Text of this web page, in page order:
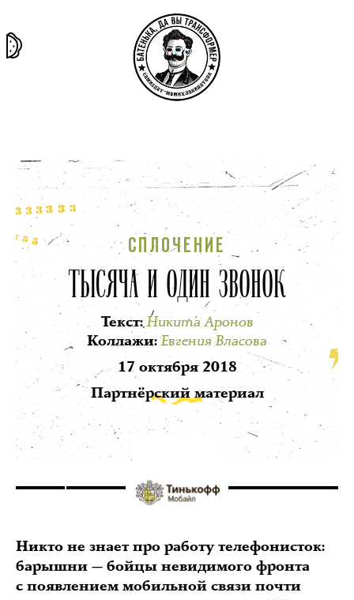
СПЛОЧЕНИЕ
ТЫСЯЧА И ОДИН ЗВОНОК
Текст:Никита Аронов
Коллажи:Евгения Власова
17 октября 2018
Партнёрский материал
Никто не знает про работу телефонисток:
барышни — бойцы невидимого фронта
с появлением мобильной связи почти